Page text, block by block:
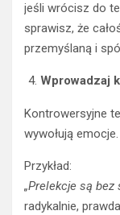
jeśli wrócisz do
sprawisz, że
przemyślaną i
Wprowadzaj
Kontrowersyjne
wywołują emocje.
Przykład:
„Prelekcje są bez
radykalnie,